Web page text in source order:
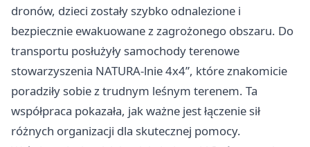
dronów, dzieci zostały szybko odnalezione i
bezpiecznie ewakuowane z zagrożonego obszaru. Do
transportu posłużyły samochody terenowe
stowarzyszenia NATURA-lnie 4x4”, które znakomicie
poradziły sobie z trudnym leśnym terenem. Ta
współpraca pokazała, jak ważne jest łączenie sił
różnych organizacji dla skutecznej pomocy.